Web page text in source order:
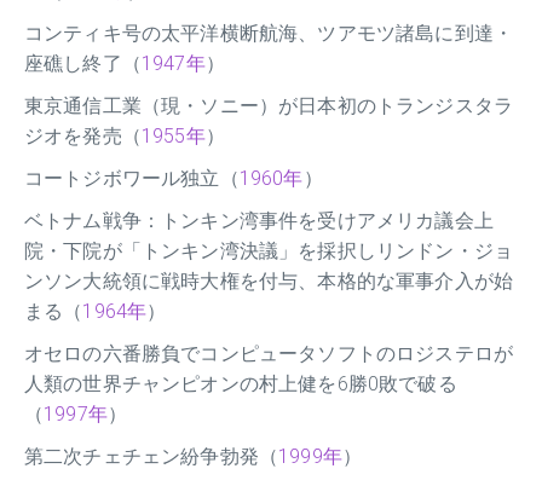
コンティキ号の太平洋横断航海、ツアモツ諸島に到達・
座礁し終了（1947年）
東京通信工業（現・ソニー）が日本初のトランジスタラ
ジオを発売（1955年）
コートジボワール独立（1960年）
ベトナム戦争：トンキン湾事件を受けアメリカ議会上
院・下院が「トンキン湾決議」を採択しリンドン・ジョ
ンソン大統領に戦時大権を付与、本格的な軍事介入が始
まる（1964年）
オセロの六番勝負でコンピュータソフトのロジステロが
人類の世界チャンピオンの村上健を6勝0敗で破る
（1997年）
第二次チェチェン紛争勃発（1999年）